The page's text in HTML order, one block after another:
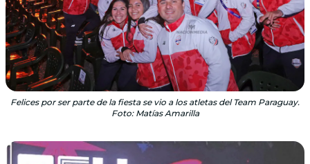
Felices por ser parte de la fiesta se vio a los atletas del Team Paraguay.
Foto: Matías Amarilla